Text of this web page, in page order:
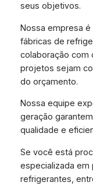
seus objetivos.
Nossa empresa
fábricas de
colaboração com
projetos sejam
do orçamento.
Nossa equipe
geração
qualidade e
Se você está
especializada
refrigerantes,